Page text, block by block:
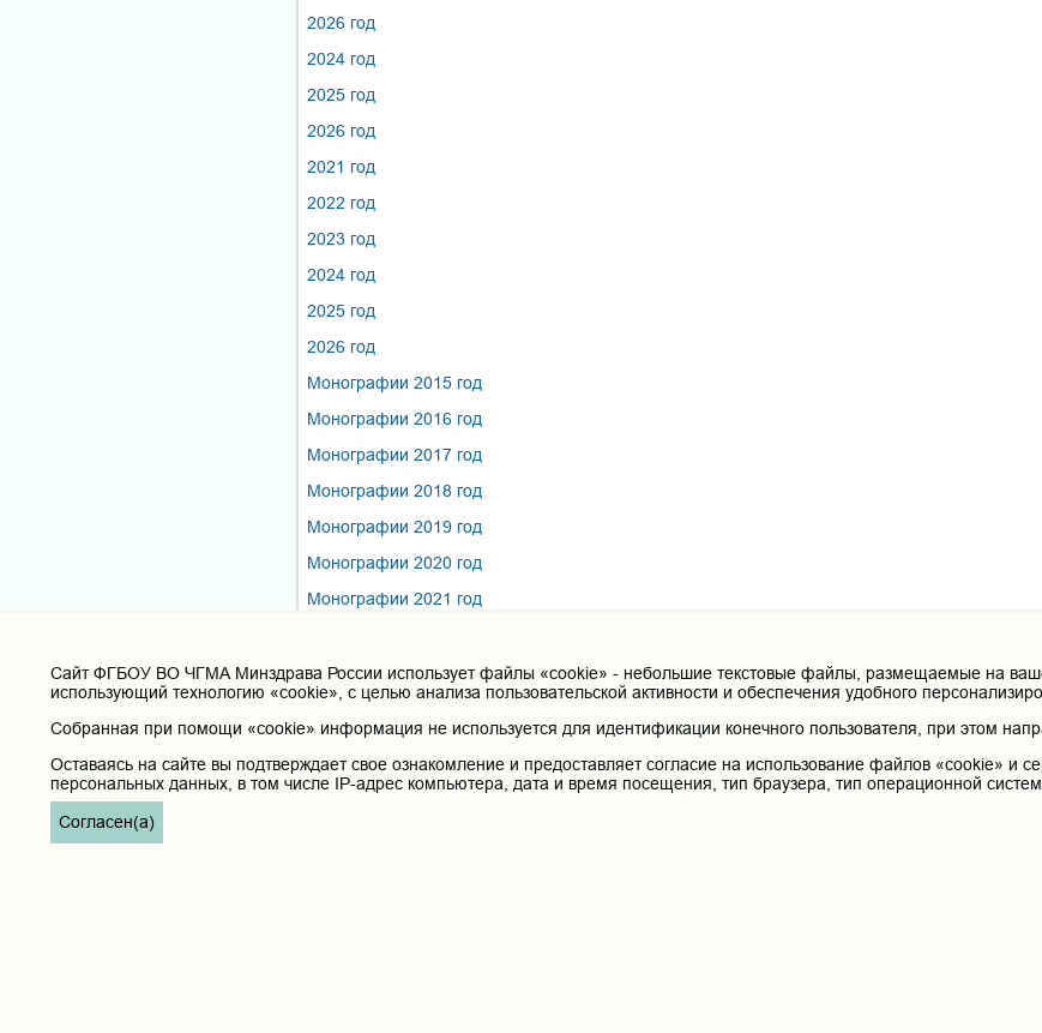
2026 год
2024 год
2025 год
2026 год
2021 год
2022 год
2023 год
2024 год
2025 год
2026 год
Монографии 2015 год
Монографии 2016 год
Монографии 2017 год
Монографии 2018 год
Монографии 2019 год
Монографии 2020 год
Монографии 2021 год
Монографии 2023 год
Монографии 2024 год
Монографии 2025 год
Полезные ссылки
Министерство здравоохранения РФ
Контактные данные и
Cайт ФГБОУ ВО ЧГМА Минздрава России использует файлы «cookie» - небольшие текстовые файлы, размещаемые на
использующий технологию «cookie», с целью анализа пользовательской активности и обеспечения удобного
Собранная при помощи «cookie» информация не используется для идентификации конечного пользователя, при этом
Оставаясь на сайте вы подтверждает свое ознакомление и предоставляет согласие на использование файлов «cookie» и
персональных данных, в том числе IP-адрес компьютера, дата и время посещения, тип браузера, тип операционной
Согласен(а)